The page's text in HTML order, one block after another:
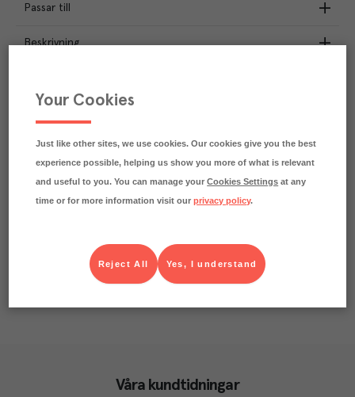
Passar till
Beskrivning
Klimatavtryck
Varje kilo av varan påverkar klimatet motsvarande
utsläppen av 1.4 kg koldioxid.
Läs mer om hur vi beräknar klimatavtryck
Våra kundtidningar
Your Cookies
Just like other sites, we use cookies. Our cookies give you the best
experience possible, helping us show you more of what is relevant
and useful to you. You can manage yourCookies Settings at any
time or for more information visit ourprivacy policy.
Yes, I understand
Reject All